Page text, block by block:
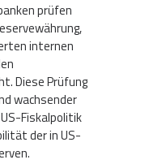
prüfen
internen
Diese Prüfung
wachsender
Fiskalpolitik
der in US-